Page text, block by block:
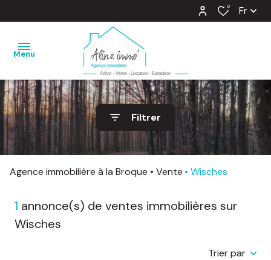
0 Fr
Menu
nos
ventes
nos
locations
notre
Filtrer
Agence immobilière à la Broque Vente Wisches
1 annonce(s) de ventes immobilières sur
Wisches
Trier par